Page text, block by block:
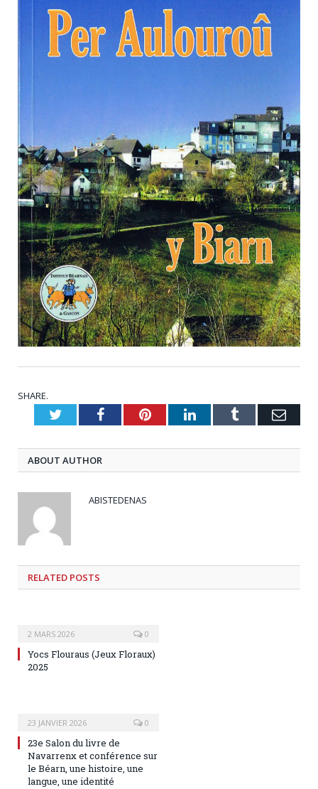
SHARE.
TwitterFacebookPinterestLinkedInTumblr
ABOUT AUTHOR
ABISTEDENAS
RELATED POSTS
2 MARS 2026 0
Yocs Flouraus (Jeux Floraux)
2025
23 JANVIER 2026 0
23e Salon du livre de
Navarrenx et conférence sur
le Béarn, une histoire, une
langue, une identité